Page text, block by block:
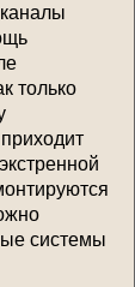
только
системы